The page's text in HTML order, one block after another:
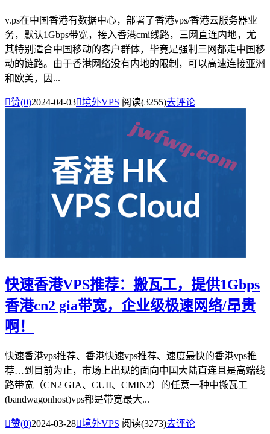
v.ps在中国香港有数据中心，部署了香港vps/香港云服务器业
务，默认1Gbps带宽，接入香港cmi线路，三网直连内地，尤
其特别适合中国移动的客户群体，毕竟是强制三网都走中国移
动的链路。由于香港网络没有内地的限制，可以高速连接亚洲
和欧美，因...
赞(0)2024-04-03境外VPS 阅读(3255)去评论
快速香港VPS推荐：搬瓦工，提供1Gbps
香港cn2 gia带宽，企业级极速网络/昂贵
啊！
快速香港vps推荐、香港快速vps推荐、速度最快的香港vps推
荐…到目前为止，市场上出现的面向中国大陆直连且是高端线
路带宽（CN2 GIA、CUII、CMIN2）的任意一种中搬瓦工
(bandwagonhost)vps都是带宽最大...
赞(0)2024-03-28境外VPS 阅读(3273)去评论